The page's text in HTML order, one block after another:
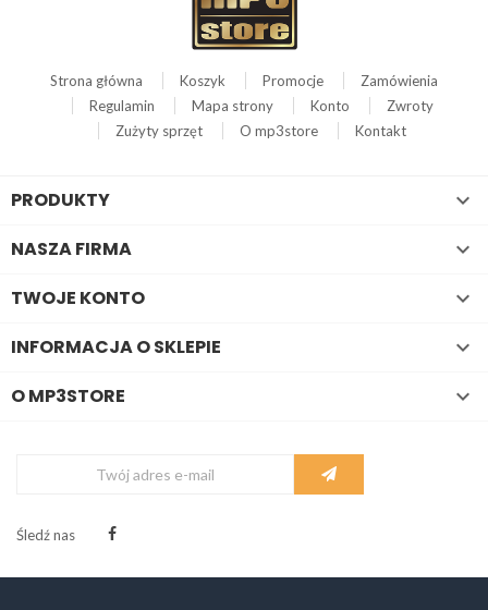
Strona główna Koszyk Promocje
Zamówienia
Regulamin
Mapa strony Konto
Zwroty
Zużyty sprzęt
O mp3store Kontakt
PRODUKTY 
NASZA FIRMA 
TWOJE KONTO 
INFORMACJA O SKLEPIE 
O MP3STORE 
Śledź nas